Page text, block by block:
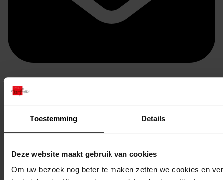
Toestemming Details
Deze website maakt gebruik van cookies
Om uw bezoek nog beter te maken zetten we cookies en
Doorsturen per email